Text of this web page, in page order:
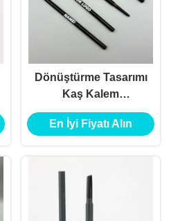
Dönüştürme Tasarımı
Kaş Kalem
Konteyneri ABS
Malzemesi Otomatik
En İyi Fiyatı Alın